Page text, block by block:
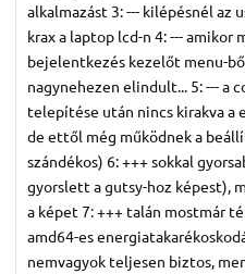
alkalmazást 3: --- kilépésnél az
krax a laptop lcd-n 4: ---
bejelentkezés kezelőt menu-
nagynehezen elindult... 5: --- a
telepítése után nincs kirakva a
de ettől még működnek a
szándékos) 6: +++ sokkal
gyorslett a gutsy-hoz képest),
a képet 7: +++ talán mostmár
amd64-es
nemvagyok teljesen biztos,